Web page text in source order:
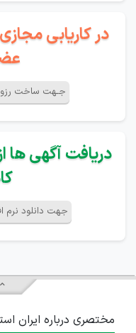
در کاریابی
جـهت ساخت
دریافت آگهی ها
جهت دانلود نرم
مختصری درباره ایران